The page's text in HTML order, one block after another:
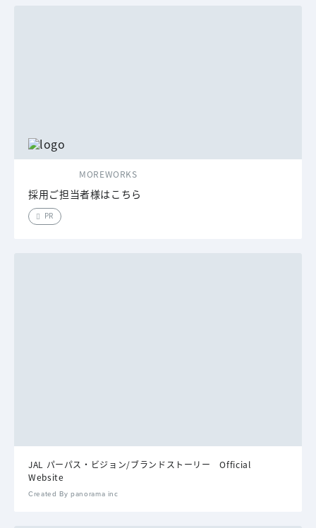
MOREWORKS
採用ご担当者様はこちら
PR
JAL パーパス・ビジョン/ブランドストーリー Official
Website
Created By panorama inc